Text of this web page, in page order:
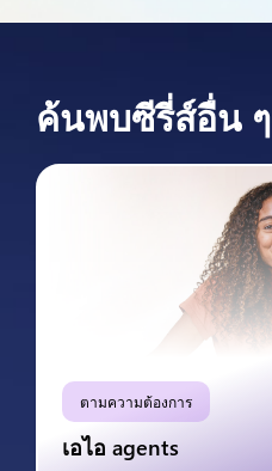
ค้นพบซีรี่ส์อื่น ๆ
ตามความต้องการ
เอไอ agents